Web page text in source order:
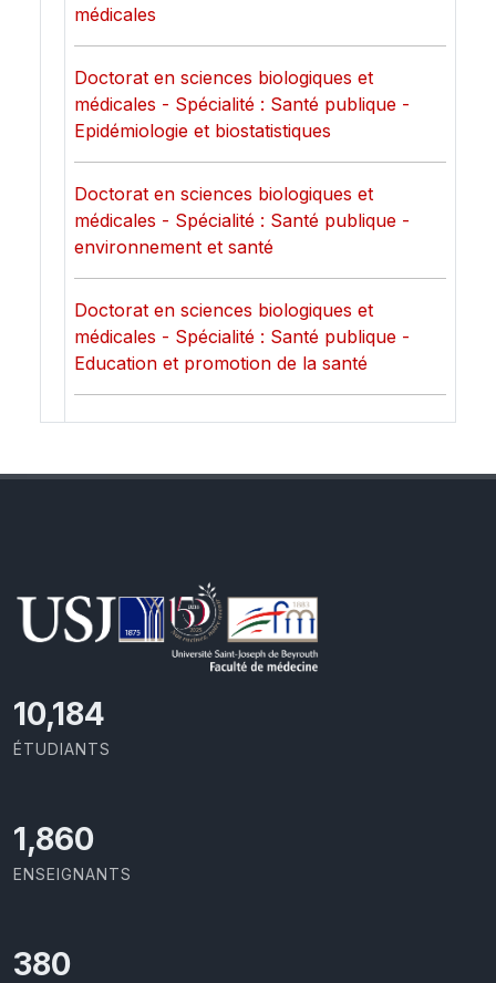
médicales
Doctorat en sciences biologiques et
médicales - Spécialité : Santé publique -
Epidémiologie et biostatistiques
Doctorat en sciences biologiques et
médicales - Spécialité : Santé publique -
environnement et santé
Doctorat en sciences biologiques et
médicales - Spécialité : Santé publique -
Education et promotion de la santé
10,801
ÉTUDIANTS
1,973
ENSEIGNANTS
403